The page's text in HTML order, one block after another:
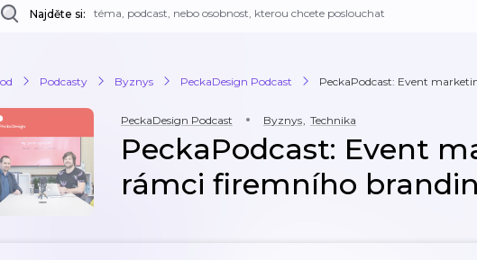
Najděte si:
Podcasty Byznys PeckaDesign Podcast PeckaPodcast: Event
PeckaDesign Podcast Byznys, Technika
PeckaPodcast: Event
rámci firemního